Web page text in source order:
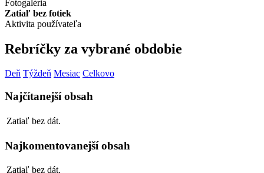
Fotogaléria
Zatiaľ bez fotiek
Aktivita používateľa
Rebríčky za vybrané obdobie
Deň Týždeň Mesiac Celkovo
Najčítanejší obsah
Zatiaľ bez dát.
Najkomentovanejší obsah
Zatiaľ bez dát.